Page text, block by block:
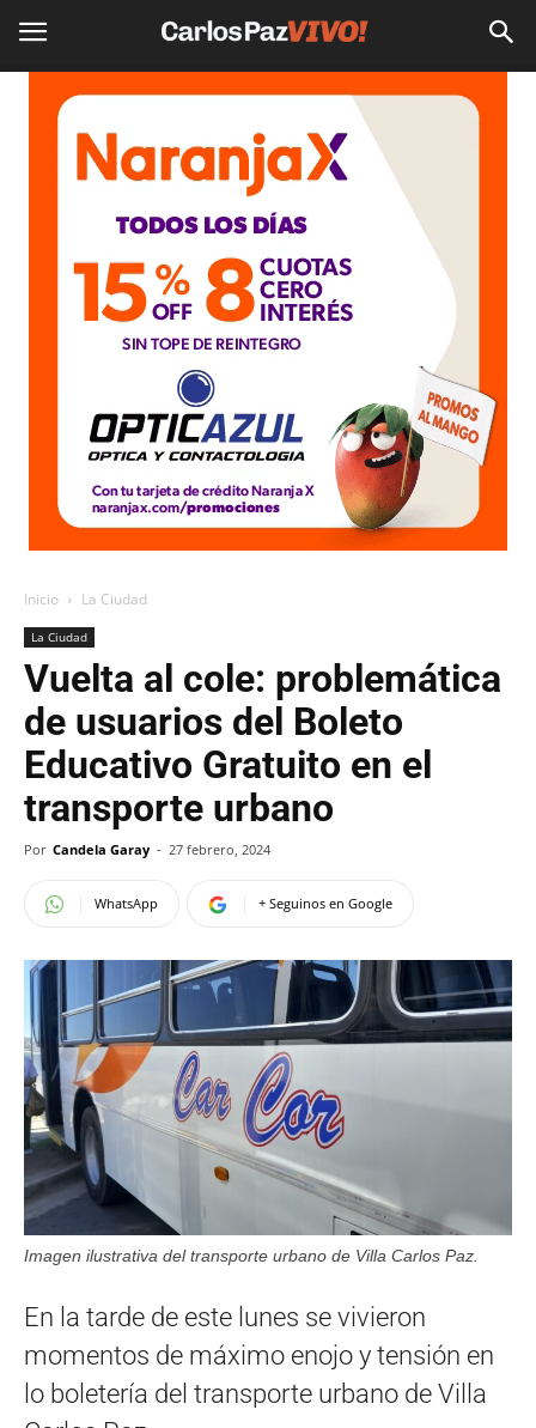
Inicio La Ciudad
La Ciudad
Vuelta al cole: problemática
de usuarios del Boleto
Educativo Gratuito en el
transporte urbano
Por Candela Garay - 27 febrero, 2024
WhatsApp + Seguinos en Google
Imagen ilustrativa del transporte urbano de Villa Carlos Paz.
En la tarde de este lunes se vivieron
momentos de máximo enojo y tensión en
lo boletería del transporte urbano de Villa